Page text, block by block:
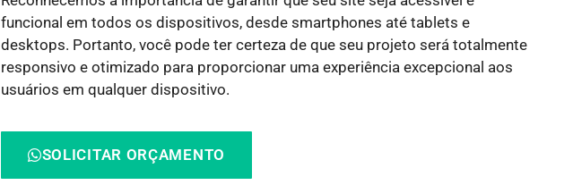
funcional em todos os dispositivos, desde smartphones até tablets e
desktops. Portanto, você pode ter certeza de que seu projeto será totalmente
responsivo e otimizado para proporcionar uma experiência excepcional aos
usuários em qualquer dispositivo.
SOLICITAR ORÇAMENTO